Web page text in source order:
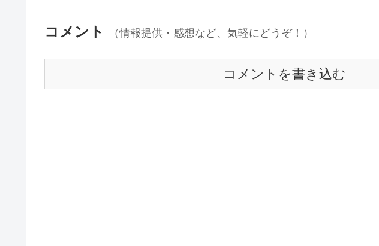
コメント （情報提供・感想など、気軽にどうぞ！）
コメントを書き込む